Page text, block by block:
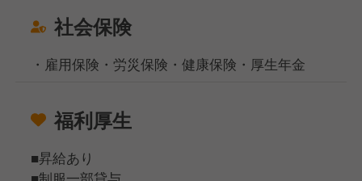
社会保険
・雇用保険・労災保険・健康保険・厚生年金
福利厚生
■昇給あり